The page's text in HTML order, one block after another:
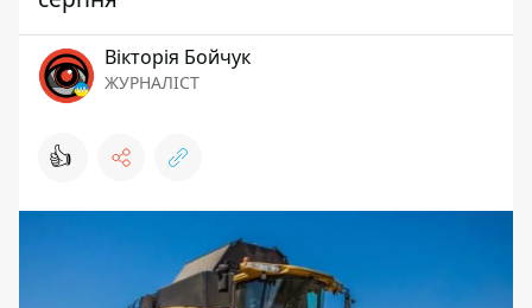
Вікторія Бойчук
ЖУРНАЛІСТ
👍